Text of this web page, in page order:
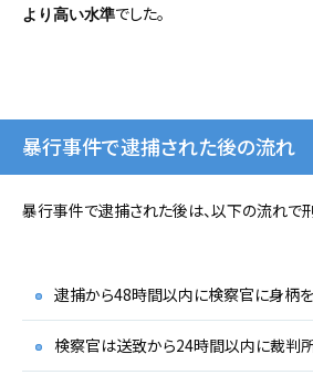
より高い水準でした。
暴行事件で逮捕された後の流れ
暴行事件で逮捕された後は、以下の流れで
逮捕から48時間以内に検察官に身柄
検察官は送致から24時間以内に裁判